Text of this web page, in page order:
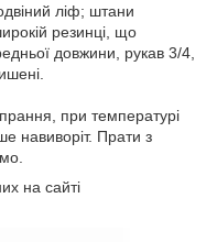
ліф; штани
резинці, що
довжини, рукав 3/4,
при температурі
навиворіт. Прати з
на сайті